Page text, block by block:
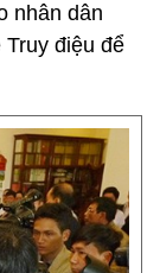
nhân dân
điệu để